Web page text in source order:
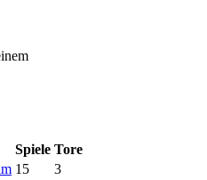
Spiele Tore
15
3